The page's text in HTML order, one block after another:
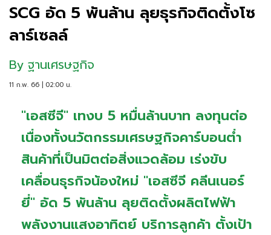
SCG อัด 5 พันล้าน ลุยธุรกิจติดตั้งโซ
ลาร์เซลล์
By ฐานเศรษฐกิจ
11 ก.พ. 66 | 02:00 น.
"เอสซีจี" เทงบ 5 หมื่นล้านบาท ลงทุนต่อ
เนื่องทั้งนวัตกรรมเศรษฐกิจคาร์บอนต่ำ
สินค้าที่เป็นมิตต่อสิ่งแวดล้อม เร่งขับ
เคลื่อนธุรกิจน้องใหม่ "เอสซีจี คลีนเนอร์
ยี่" อัด 5 พันล้าน ลุยติดตั้งผลิตไฟฟ้า
พลังงานแสงอาทิตย์ บริการลูกค้า ตั้งเป้า